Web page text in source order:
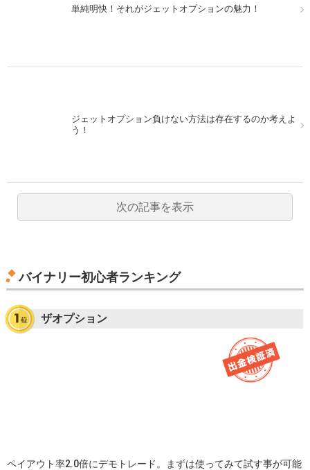
単純明快！それがジェットオプションの魅力！
ジェットオプション負けない方法は存在するのか考えよ
う！
次の記事を表示
バイナリー初心者ランキング
ザオプション
ペイアウト率2.0倍にデモトレード。まずは使ってみて試す事が可能